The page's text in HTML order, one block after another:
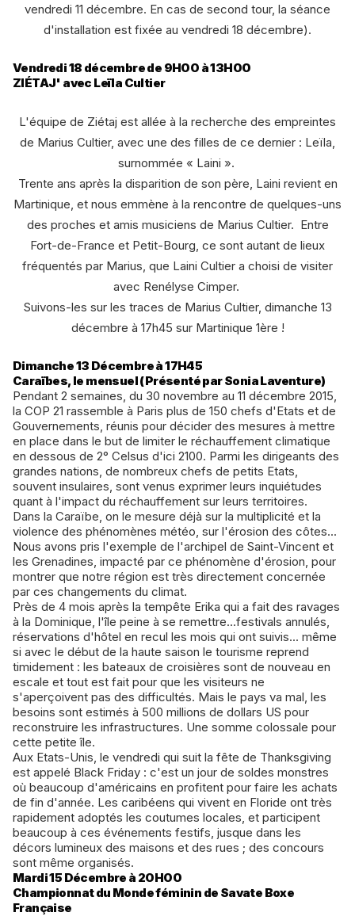
vendredi 11 décembre. En cas de second tour, la séance
d'installation est fixée au vendredi 18 décembre).
Vendredi 18 décembre de 9H00 à 13H00
ZIÉTAJ' avec Leïla Cultier
L'équipe de Ziétaj est allée à la recherche des empreintes
de Marius Cultier, avec une des filles de ce dernier : Leïla,
surnommée « Laini ».
Trente ans après la disparition de son père, Laini revient en
Martinique, et nous emmène à la rencontre de quelques-uns
des proches et amis musiciens de Marius Cultier. Entre
Fort-de-France et Petit-Bourg, ce sont autant de lieux
fréquentés par Marius, que Laini Cultier a choisi de visiter
avec Renélyse Cimper.
Suivons-les sur les traces de Marius Cultier, dimanche 13
décembre à 17h45 sur Martinique 1ère !
Dimanche 13 Décembre à 17H45
Caraïbes, le mensuel (Présenté par Sonia Laventure)
Pendant 2 semaines, du 30 novembre au 11 décembre 2015,
la COP 21 rassemble à Paris plus de 150 chefs d'Etats et de
Gouvernements, réunis pour décider des mesures à mettre
en place dans le but de limiter le réchauffement climatique
en dessous de 2° Celsus d'ici 2100. Parmi les dirigeants des
grandes nations, de nombreux chefs de petits Etats,
souvent insulaires, sont venus exprimer leurs inquiétudes
quant à l'impact du réchauffement sur leurs territoires.
Dans la Caraïbe, on le mesure déjà sur la multiplicité et la
violence des phénomènes météo, sur l'érosion des côtes...
Nous avons pris l'exemple de l'archipel de Saint-Vincent et
les Grenadines, impacté par ce phénomène d'érosion, pour
montrer que notre région est très directement concernée
par ces changements du climat.
Près de 4 mois après la tempête Erika qui a fait des ravages
à la Dominique, l'île peine à se remettre...festivals annulés,
réservations d'hôtel en recul les mois qui ont suivis... même
si avec le début de la haute saison le tourisme reprend
timidement : les bateaux de croisières sont de nouveau en
escale et tout est fait pour que les visiteurs ne
s'aperçoivent pas des difficultés. Mais le pays va mal, les
besoins sont estimés à 500 millions de dollars US pour
reconstruire les infrastructures. Une somme colossale pour
cette petite île.
Aux Etats-Unis, le vendredi qui suit la fête de Thanksgiving
est appelé Black Friday : c'est un jour de soldes monstres
où beaucoup d'américains en profitent pour faire les achats
de fin d'année. Les caribéens qui vivent en Floride ont très
rapidement adoptés les coutumes locales, et participent
beaucoup à ces événements festifs, jusque dans les
décors lumineux des maisons et des rues ; des concours
sont même organisés.
Mardi 15 Décembre à 20H00
Championnat du Monde féminin de Savate Boxe
Française